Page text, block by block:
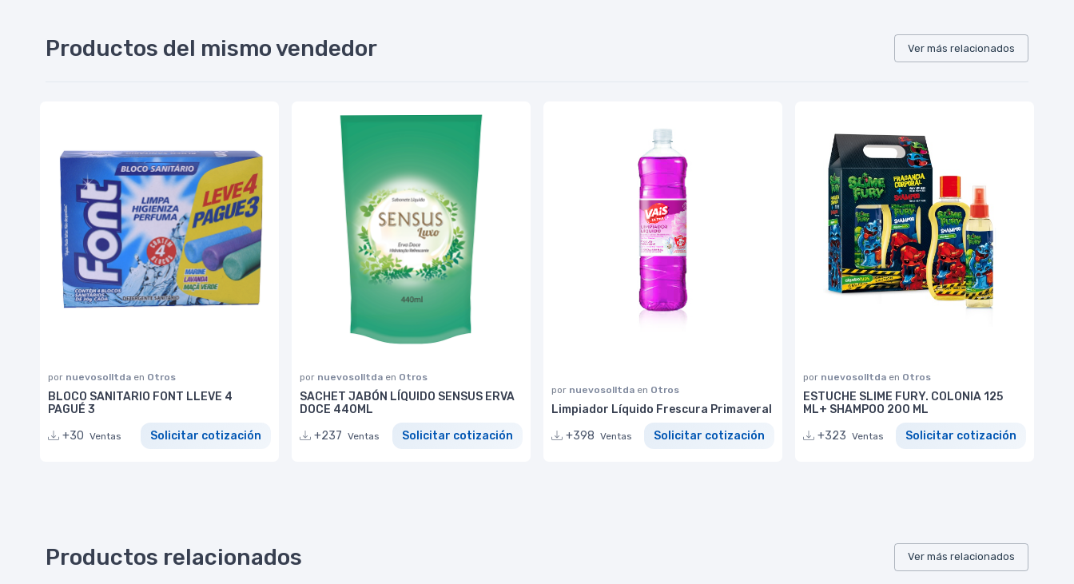
Productos del mismo vendedor Ver más relacionados
por nuevosolltda en Otros
BLOCO SANITARIO FONT LLEVE 4
PAGUÉ 3
+30 Ventas Solicitar cotización
por nuevosolltda en Otros
SACHET JABÓN LÍQUIDO SENSUS ERVA
DOCE 440ML
+237 Ventas Solicitar cotización
por nuevosolltda en Otros
Limpiador Líquido Frescura Primaveral
+398 Ventas Solicitar cotización
por nuevosolltda en Otros
ESTUCHE SLIME FURY. COLONIA 125
ML+ SHAMPOO 200 ML
+323 Ventas Solicitar cotización
Productos relacionados Ver más relacionados